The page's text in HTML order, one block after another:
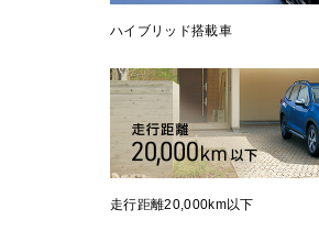
ハイブリッド搭載車
走行距離20,000km以下